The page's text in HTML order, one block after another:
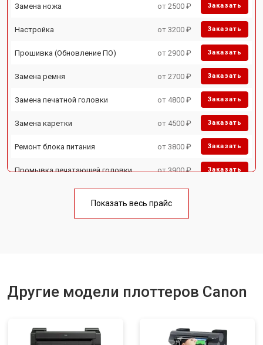
Замена ножа от 2500 ₽ Заказать
Настройка от 3200 ₽ Заказать
Прошивка (Обновление ПО) от 2900 ₽ Заказать
Замена ремня от 2700 ₽ Заказать
Замена печатной головки от 4800 ₽ Заказать
Замена каретки от 4500 ₽ Заказать
Ремонт блока питания от 3800 ₽ Заказать
Промывка печатающей головки от 3900 ₽ Заказать
Показать весь прайс
Другие модели плоттеров Canon